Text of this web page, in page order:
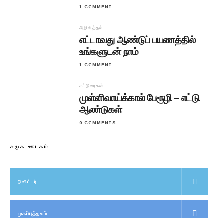
1 COMMENT
அறிவித்தல்
எட்டாவது ஆண்டுப் பயணத்தில்
உங்களுடன் நாம்
1 COMMENT
கட்டுரைகள்
முள்ளிவாய்க்கால் பேரூழி – எட்டு
ஆண்டுகள்
0 COMMENTS
சமூக ஊடகம்
டுவிட்டர்
முகப்புத்தகம்